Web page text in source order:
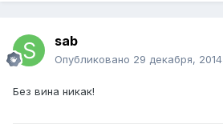
sab
Опубликовано 29 декабря, 2014
Без вина никак!